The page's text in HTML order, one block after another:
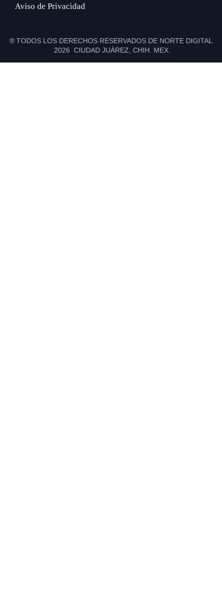
Aviso de Privacidad
® TODOS LOS DERECHOS RESERVADOS DE NORTE DIGITAL
2026 CIUDAD JUÁREZ, CHIH. MEX.